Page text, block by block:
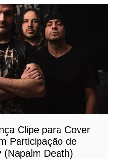
Clipe para Cover
Participação de
(Napalm Death)